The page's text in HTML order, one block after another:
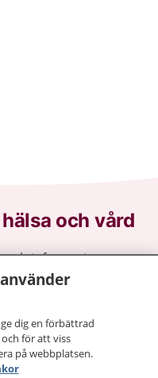
och vård
och information om
du kan kontakta.
göra dina
1177 för
bättre.
dig en förbättrad
för att viss
på webbplatsen.